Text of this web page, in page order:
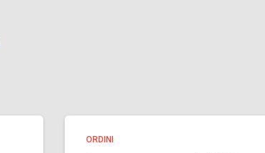
ORDINI